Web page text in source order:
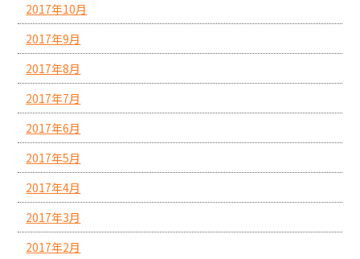
2017年10月
2017年9月
2017年8月
2017年7月
2017年6月
2017年5月
2017年4月
2017年3月
2017年2月